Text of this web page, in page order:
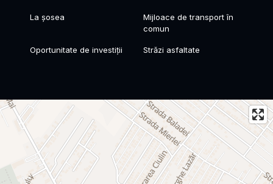
La șosea
Mijloace de transport în
comun
Oportunitate de investiții Străzi asfaltate